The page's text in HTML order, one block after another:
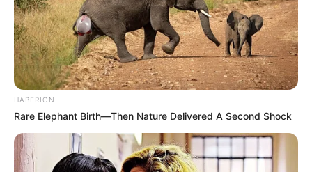
können außerdemkostenlose Reiseprospektevon den
Tourismusorganisationen bestellt werden.
Viele Ausflugsziele sind vonPottenstein aus auch mit der
Bahn erreichbar.
Ausflugsziele und Sehenswürdigkeiten in ganz
Deutschland:
HABERION
Rare Elephant Birth—Then Nature Delivered A Second Shock